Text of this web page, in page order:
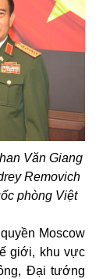
Văn Giang
Removich
phòng Việt
Moscow
giới, khu vực
Đại tướng